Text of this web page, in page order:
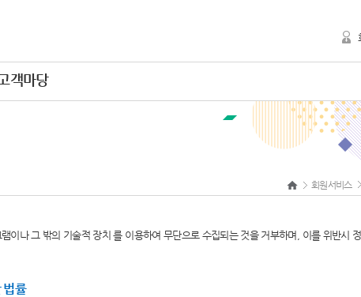
객마당
회원서비스
이나 그 밖의 기술적 장치 를 이용하여 무단으로 수집되는 것을 거부하며, 이를 위반시
법률